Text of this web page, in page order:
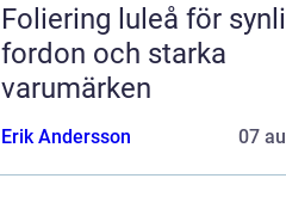
Foliering luleå för
fordon och starka
varumärken
Erik Andersson 07